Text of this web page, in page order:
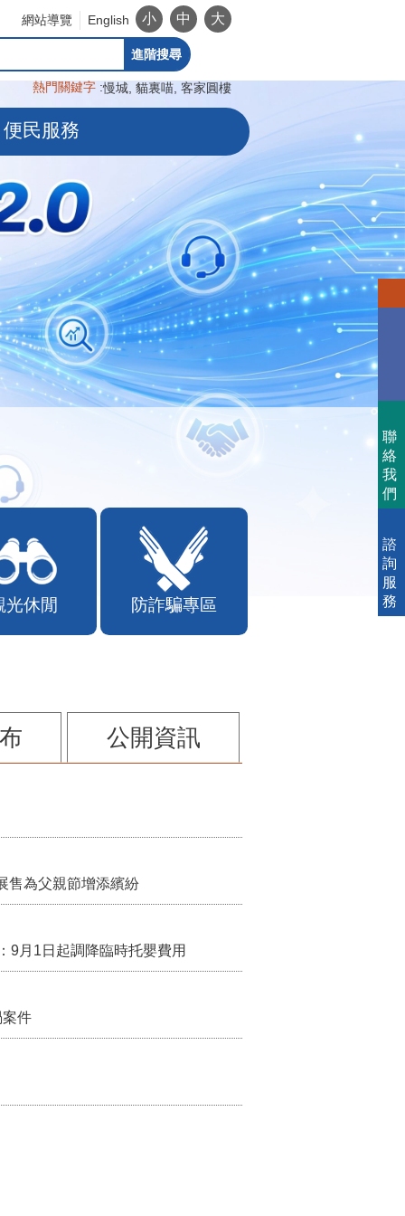
網站導覽 English 小 中 大
進階搜尋
熱門關鍵字 慢城 貓裏喵 客家圓樓
便民服務
光休閒 防詐騙專區
公開資訊
為父親節增添繽紛
9月1日起調降臨時托嬰費用
件
聯
絡
我
們
諮
詢
服
務